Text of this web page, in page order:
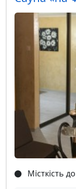
Місткість до